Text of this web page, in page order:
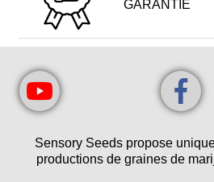
GARANTIE
Sensory Seeds propose
productions de graines de